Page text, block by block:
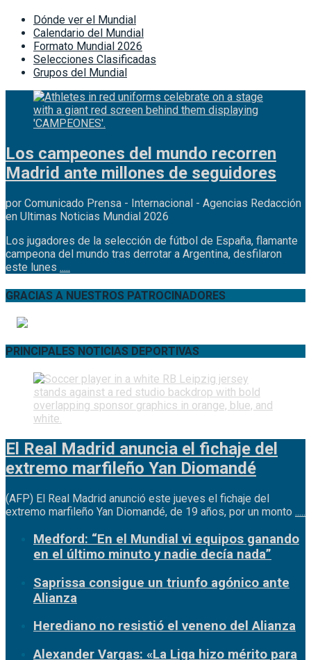
Dónde ver el Mundial
Calendario del Mundial
Formato Mundial 2026
Selecciones Clasificadas
Grupos del Mundial
Los campeones del mundo recorren
Madrid ante millones de seguidores
por Comunicado Prensa - Internacional - Agencias Redacción
en Ultimas Noticias Mundial 2026
Los jugadores de la selección de fútbol de España, flamante
campeona del mundo tras derrotar a Argentina, desfilaron
este lunes .....
GRACIAS A NUESTROS PATROCINADORES
PRINCIPALES NOTICIAS DEPORTIVAS
El Real Madrid anuncia el fichaje del
extremo marfileño Yan Diomandé
(AFP) El Real Madrid anunció este jueves el fichaje del
extremo marfileño Yan Diomandé, de 19 años, por un monto .....
Medford: “En el Mundial vi equipos ganando
en el último minuto y nadie decía nada”
Saprissa consigue un triunfo agónico ante
Alianza
Herediano no resistió el veneno del Alianza
Alexander Vargas: «La Liga hizo mérito para